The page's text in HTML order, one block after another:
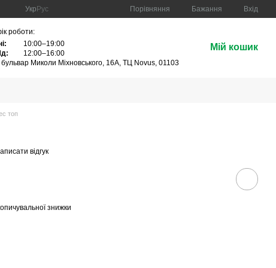
Укр Рус Порівняння Бажання Вхід
роботи:
10:00–19:00
12:00–16:00
бульвар Миколи Міхновського, 16А, ТЦ Novus, 01103
Мій кошик
топ
відгук
знижки